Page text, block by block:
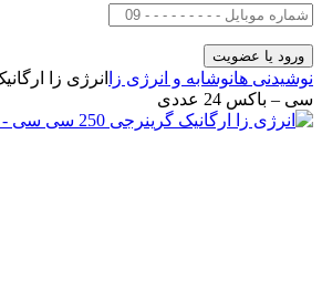
نوشیدنی هانوشابه و انرژی زا
سی – باکس 24 عددی